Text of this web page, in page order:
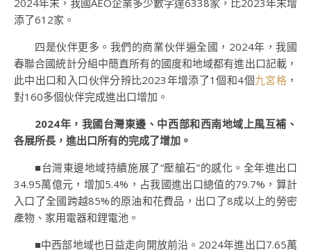
添了612家。
四是伙伴更多。我們的商業伙伴遍全國，2024年，我國
春聯合國統計分組中簡直所有的國度和地域都有進出口記載，
此中出口和入口伙伴分辨比2023年增添了1個和4個九宮格 ，
對160多個伙伴完成進出口增加。
2024年，我國台灣東邊、中西部和西南地域上風互補、
各展所長，進出口所有的完成了增加。
■台灣東邊地域持續施展了“壓艙石”的感化。全年進出口
34.95萬億元，增加5.4%，占我國進出口總值的79.7%，算計
入口了全國跨越85%的原油和花費品，出口了8成以上的勞密
產物、家用電器和鋰電池。
■中西部地域也日益走向開放前沿。2024年進出口7.65萬